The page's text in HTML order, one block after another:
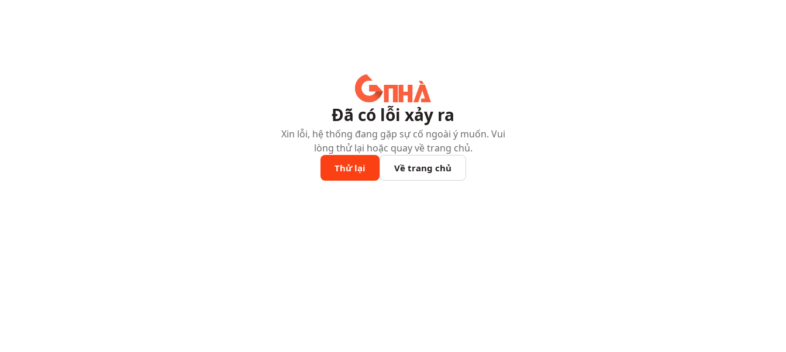
Đã có lỗi xảy ra
Xin lỗi, hệ thống đang gặp sự cố ngoài ý muốn. Vui
lòng thử lại hoặc quay về trang chủ.
Thử lại Về trang chủ